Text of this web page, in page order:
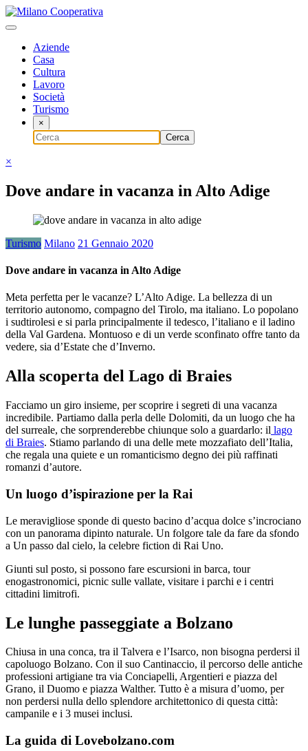
Vai
al
Milano Cooperativa
Aziende
Casa
Cultura
Lavoro
Società
Turismo
×
×
Dove andare in vacanza in Alto Adige
Turismo Milano 21 Gennaio 2020
Dove andare in vacanza in Alto Adige
Meta perfetta per le vacanze? L’Alto Adige. La bellezza di un
territorio autonomo, compagno del Tirolo, ma italiano. Lo popolano
i sudtirolesi e si parla principalmente il tedesco, l’italiano e il ladino
della Val Gardena. Montuoso e di un verde sconfinato offre tanto da
vedere, sia d’Estate che d’Inverno.
Alla scoperta del Lago di Braies
Facciamo un giro insieme, per scoprire i segreti di una vacanza
incredibile. Partiamo dalla perla delle Dolomiti, da un luogo che ha
del surreale, che sorprenderebbe chiunque solo a guardarlo: il lago
di Braies. Stiamo parlando di una delle mete mozzafiato dell’Italia,
che regala una quiete e un romanticismo degno dei più raffinati
romanzi d’autore.
Un luogo d’ispirazione per la Rai
Le meravigliose sponde di questo bacino d’acqua dolce s’incrociano
con un panorama dipinto naturale. Un folgore tale da fare da sfondo
a Un passo dal cielo, la celebre fiction di Rai Uno.
Giunti sul posto, si possono fare escursioni in barca, tour
enogastronomici, picnic sulle vallate, visitare i parchi e i centri
cittadini limitrofi.
Le lunghe passeggiate a Bolzano
Chiusa in una conca, tra il Talvera e l’Isarco, non bisogna perdersi il
capoluogo Bolzano. Con il suo Cantinaccio, il percorso delle antiche
professioni artigiane tra via Conciapelli, Argentieri e piazza del
Grano, il Duomo e piazza Walther. Tutto è a misura d’uomo, per
non perdersi nulla dello splendore architettonico di questa città:
campanile e i 3 musei inclusi.
La guida di Lovebolzano.com